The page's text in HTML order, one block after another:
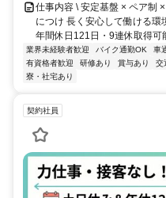
仕事内容 \ 安定基盤 × ペア制
につけ 長く安心して働ける環
年間休日121日・9連休取得可
業界未経験者歓迎 バイク通勤OK 車
有資格者歓迎
研修あり 賞与あり 交
寮・社宅あり
契約社員